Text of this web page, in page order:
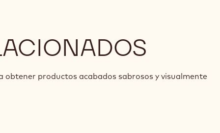
obtener productos acabados sabrosos y visualmente